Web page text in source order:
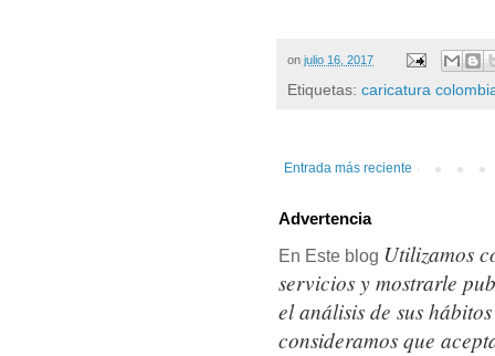
on julio 16, 2017
Etiquetas: caricatura
Entrada más reciente
Advertencia
En Este blog Utilizamos
servicios y mostrarle
el análisis de sus
consideramos que